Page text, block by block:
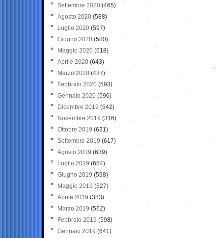
Settembre 2020(465)
Agosto 2020 (588)
Luglio 2020 (597)
Giugno 2020 (580)
Maggio 2020 (618)
Aprile 2020 (643)
Marzo 2020 (437)
Febbraio 2020 (593)
Gennaio 2020 (596)
Dicembre 2019 (542)
Novembre 2019 (316)
Ottobre 2019 (631)
Settembre 2019 (617)
Agosto 2019 (639)
Luglio 2019 (654)
Giugno 2019 (598)
Maggio 2019 (527)
Aprile 2019 (383)
Marzo 2019 (562)
Febbraio 2019 (598)
Gennaio 2019 (641)